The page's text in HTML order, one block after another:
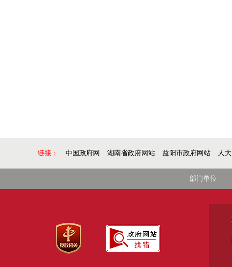
链接： 中国政府网 湖南省政府网站 益阳市政府网站 人大